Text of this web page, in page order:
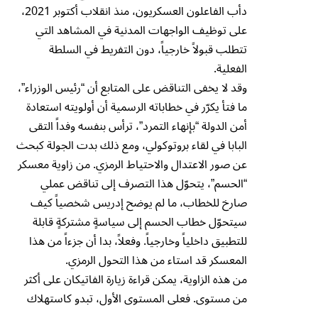
دأب الفاعلون العسكريون، منذ انقلاب أكتوبر 2021،
على توظيف الواجهات المدنية في المشاهد التي
تتطلب قبولاً خارجياً، دون التفريط في السلطة
الفعلية.
وقد لا يخفى التناقض على المتابع أن “رئيس الوزراء”،
ما فتأ يكرّر في خطاباته الرسمية أن أولويته استعادة
أمن الدولة “بإنهاء التمرد”، ترأس بنفسه وفداً التقى
البابا في لقاء بروتوكولي، ومع ذلك بدت الجولة كبحث
عن صور الاعتدال والاحتياط الرمزي. من زاوية معسكر
“الحسم”، يتحوّل هذا التصرف إلى تناقض عملي
صارخ للخطاب، ما لم يوضح إدريس شخصياً كيف
سيتحوّل خطاب الحسم إلى سياسةٍ مشتركةٍ قابلة
للتطبيق داخلياً وخارجياً. وفعلاً، بدا أن جزءاً من هذا
المعسكر قد استاء من هذا التحول الرمزي.
من هذه الزاوية، يمكن قراءة زيارة الفاتيكان على أكثر
من مستوى. فعلى المستوى الأول، تبدو كاستهلاك